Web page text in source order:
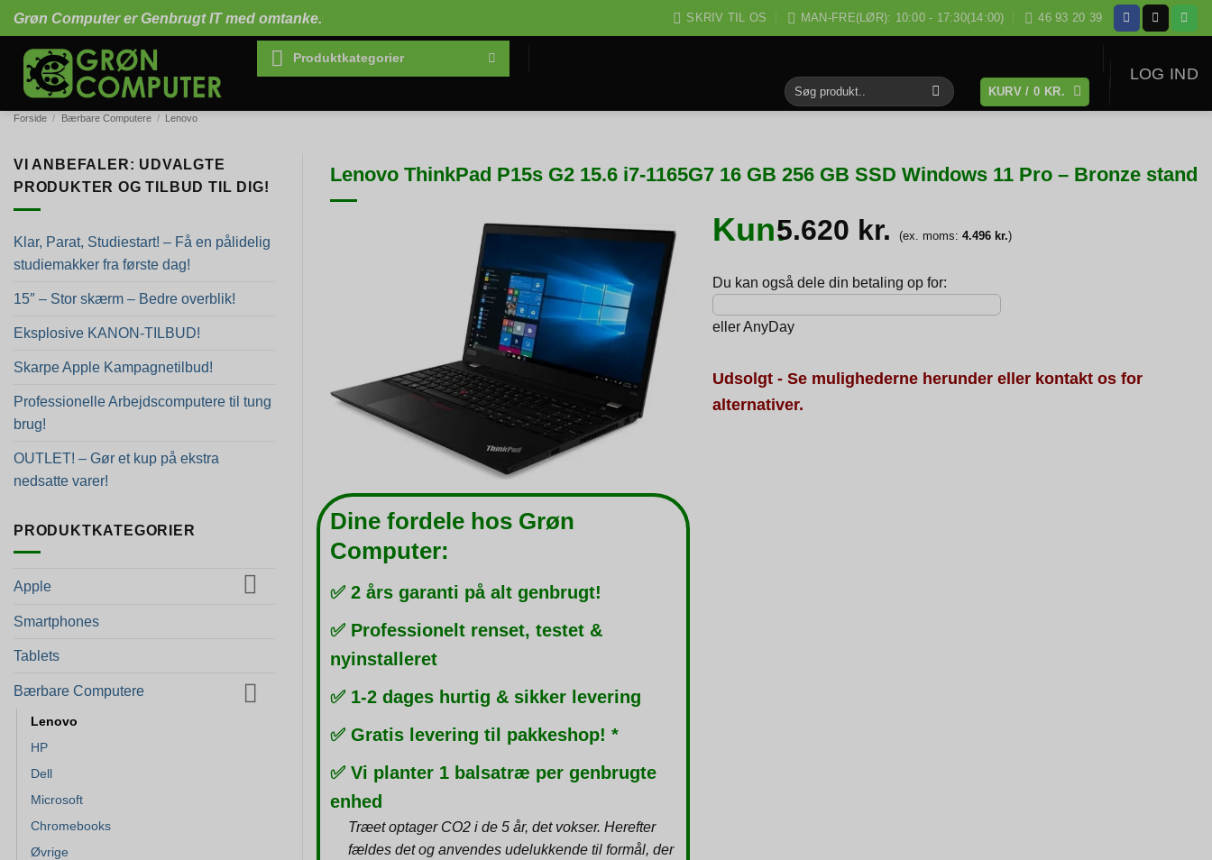
Fortsæt
til
indhold
Grøn Computer er Genbrugt IT med omtanke. SKRIV TIL OS MAN-FRE(LØR): 10:00 - 17:30(14:00) 46 93 20 39
Produktkategorier
Søg
efter:
KURV /0 KR.
LOG IND
Forside / Bærbare Computere / Lenovo
VI ANBEFALER: UDVALGTE
PRODUKTER OG TILBUD TIL DIG!
Klar, Parat, Studiestart! – Få en pålidelig
studiemakker fra første dag!
15″ – Stor skærm – Bedre overblik!
Eksplosive KANON-TILBUD!
Skarpe Apple Kampagnetilbud!
Professionelle Arbejdscomputere til tung
brug!
OUTLET! – Gør et kup på ekstra
nedsatte varer!
PRODUKTKATEGORIER
Apple
Smartphones
Tablets
Bærbare Computere
Lenovo
HP
Dell
Microsoft
Chromebooks
Øvrige
Lenovo ThinkPad P15s G2 15.6 i7-1165G7 16 GB 256 GB SSD Windows 11 Pro – Bronze stand
Dine fordele hos Grøn
Computer:
✅ 2 års garanti på alt genbrugt!
✅ Professionelt renset, testet &
nyinstalleret
✅ 1-2 dages hurtig & sikker levering
✅ Gratis levering til pakkeshop! *
✅ Vi planter 1 balsatræ per genbrugte
enhed
Træet optager CO2 i de 5 år, det vokser. Herefter
fældes det og anvendes udelukkende til formål, der
Kun:5.620 kr. (ex. moms:4.496 kr.)
Du kan også dele din betaling op for:
ellerAnyDay
Udsolgt - Se mulighederne herunder eller kontakt os for
alternativer.